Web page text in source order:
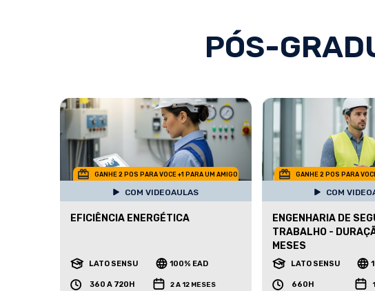
PÓS-
GANHE 2 POS PARA VOCE +1 PARA UM AMIGO
COM VIDEOAULAS
EFICIÊNCIA ENERGÉTICA
LATO SENSU 100% EAD
360 A 720H 2 A 12 MESES
GANHE 2 POS PARA
COM
ENGENHARIA DE
TRABALHO -
MESES
LATO SENSU
660H